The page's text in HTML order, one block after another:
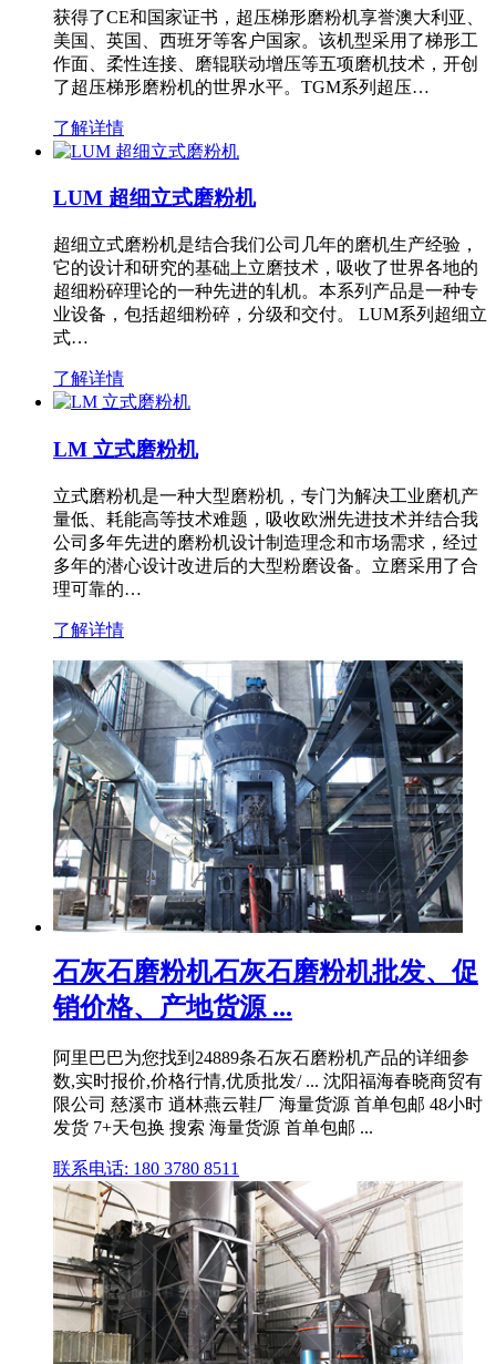
获得了CE和国家证书，超压梯形磨粉机享誉澳大利亚、
美国、英国、西班牙等客户国家。该机型采用了梯形工
作面、柔性连接、磨辊联动增压等五项磨机技术，开创
了超压梯形磨粉机的世界水平。TGM系列超压…
了解详情
LUM 超细立式磨粉机
超细立式磨粉机是结合我们公司几年的磨机生产经验，
它的设计和研究的基础上立磨技术，吸收了世界各地的
超细粉碎理论的一种先进的轧机。本系列产品是一种专
业设备，包括超细粉碎，分级和交付。 LUM系列超细立
式…
了解详情
LM 立式磨粉机
立式磨粉机是一种大型磨粉机，专门为解决工业磨机产
量低、耗能高等技术难题，吸收欧洲先进技术并结合我
公司多年先进的磨粉机设计制造理念和市场需求，经过
多年的潜心设计改进后的大型粉磨设备。立磨采用了合
理可靠的…
了解详情
石灰石磨粉机石灰石磨粉机批发、促
销价格、产地货源 ...
阿里巴巴为您找到24889条石灰石磨粉机产品的详细参
数,实时报价,价格行情,优质批发/ ... 沈阳福海春晓商贸有
限公司 慈溪市 逍林燕云鞋厂 海量货源 首单包邮 48小时
发货 7+天包换 搜索 海量货源 首单包邮 ...
联系电话: 180 3780 8511